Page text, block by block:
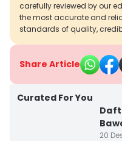
carefully reviewed by our
the most accurate and
standards of quality,
Share Article
Curated For You
20